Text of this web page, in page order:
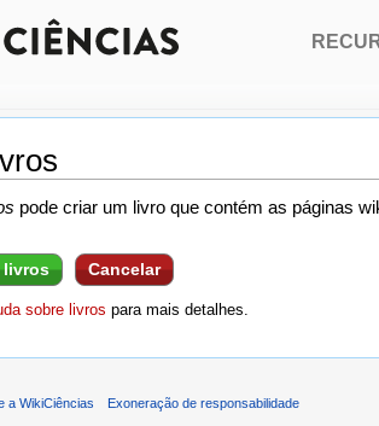
pode criar um livro que contém as páginas
livros Cancelar
sobre livros para mais detalhes.
a WikiCiências Exoneração de responsabilidade